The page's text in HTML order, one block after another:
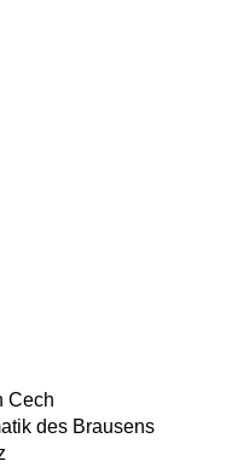
Cech
des Brausens